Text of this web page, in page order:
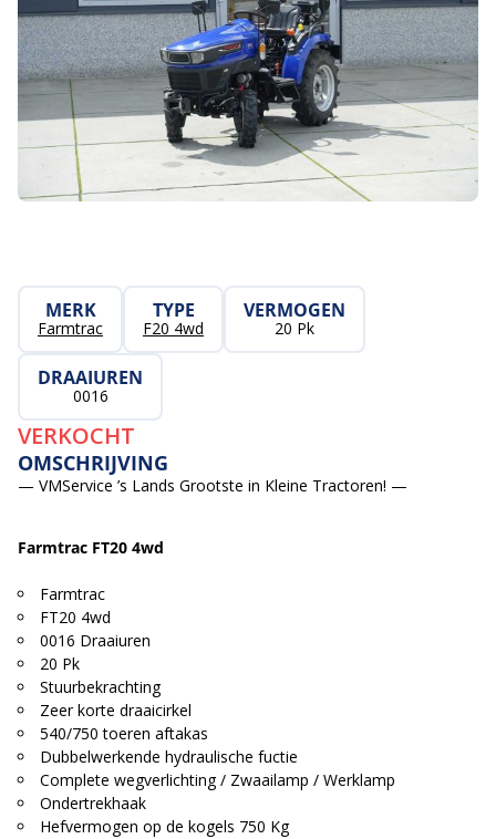
MERK
Farmtrac
TYPE
F20 4wd
VERMOGEN
20 Pk
DRAAIUREN
0016
VERKOCHT
OMSCHRIJVING
— VMService ’s Lands Grootste in Kleine Tractoren! —
Farmtrac FT20 4wd
Farmtrac
FT20 4wd
0016 Draaiuren
20 Pk
Stuurbekrachting
Zeer korte draaicirkel
540/750 toeren aftakas
Dubbelwerkende hydraulische fuctie
Complete wegverlichting / Zwaailamp / Werklamp
Ondertrekhaak
Hefvermogen op de kogels 750 Kg